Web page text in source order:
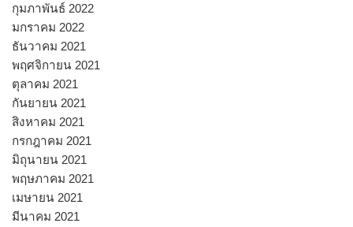
กุมภาพันธ์ 2022
มกราคม 2022
ธันวาคม 2021
พฤศจิกายน 2021
ตุลาคม 2021
กันยายน 2021
สิงหาคม 2021
กรกฎาคม 2021
มิถุนายน 2021
พฤษภาคม 2021
เมษายน 2021
มีนาคม 2021